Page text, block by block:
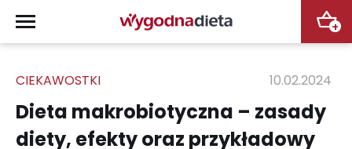
+
CIEKAWOSTKI 10.02.2024
Dieta makrobiotyczna – zasady
diety, efekty oraz przykładowy